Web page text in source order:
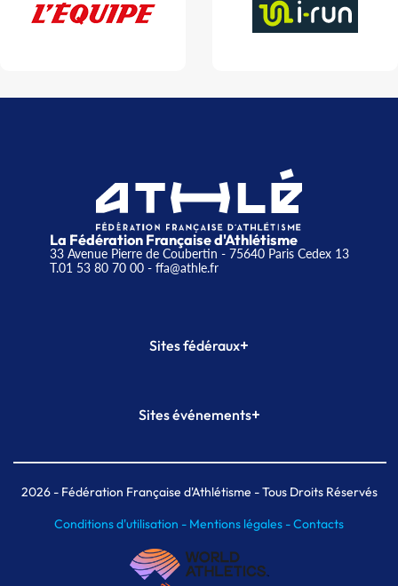
La Fédération Française d'Athlétisme
33 Avenue Pierre de Coubertin - 75640 Paris Cedex 13
T.01 53 80 70 00- ffa@athle.fr
Sites fédéraux+
Plateforme Formation
Sites événements+
Meeting de Paris indoor
MAIF Ekiden de Paris
2026- Fédération Française d'Athlétisme - Tous Droits Réservés
Conditions d'utilisation - Mentions légales -Contacts